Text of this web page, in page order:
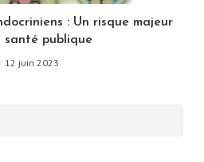
: Un risque majeur
santé publique
12 juin 2023